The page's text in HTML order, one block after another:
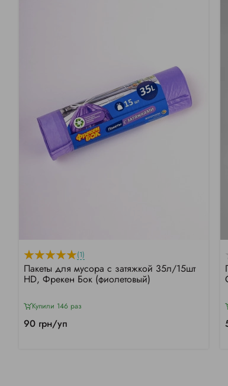
(1)
Пакеты для мусора с затяжкой 35л/15шт
HD, Фрекен Бок (фиолетовый)
Купили 146 раз
90 грн/уп